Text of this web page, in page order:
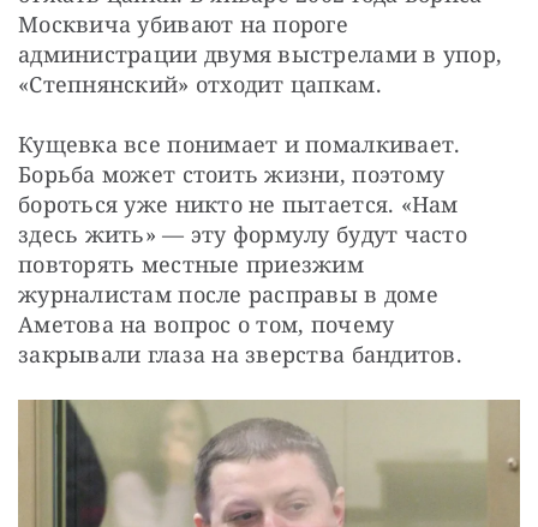
Москвича убивают на пороге
администрации двумя выстрелами в упор,
«Степнянский» отходит цапкам.
Кущевка все понимает и помалкивает.
Борьба может стоить жизни, поэтому
бороться уже никто не пытается. «Нам
здесь жить» — эту формулу будут часто
повторять местные приезжим
журналистам после расправы в доме
Аметова на вопрос о том, почему
закрывали глаза на зверства бандитов.